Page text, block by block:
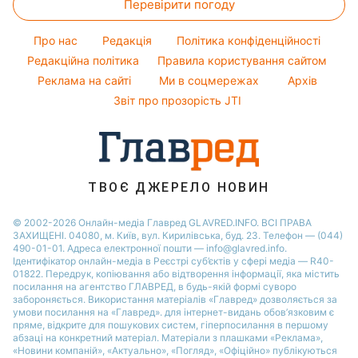
Настя Каменських
Віталій Козловський
Потап
Поради від Андре Тана
Новини Полтави
Новини Сум
Новини Тернополя
Новини Черкаси
Новини Рівного
Тести по картинці
Оптичні ілюзії
Народні прикмети
Усе про шоу-бізнес
Перевірити погоду
Про нас Редакція
Політика конфіденційності
Редакційна політика
Правила користування сайтом
Реклама на сайті
Ми в соцмережах
Архів
Звіт про прозорість JTI
ТВОЄ ДЖЕРЕЛО НОВИН
© 2002-2026 Онлайн-медіа Главред GLAVRED.INFO. ВСІ ПРАВА
ЗАХИЩЕНІ. 04080, м. Київ, вул. Кирилівська, буд. 23. Телефон — (044)
490-01-01. Адреса електронної пошти — info@glavred.info.
Ідентифікатор онлайн-медіа в Реєстрі суб’єктів у сфері медіа — R40-
01822. Передрук, копіювання або відтворення інформації, яка містить
посилання на агентство ГЛАВРЕД, в будь-якій формi суворо
забороняється. Використання матеріалів «Главред» дозволяється за
умови посилання на «Главред». для інтернет-видань обов’язковим є
пряме, відкрите для пошукових систем, гіперпосилання в першому
абзаці на конкретний матеріал. Матеріали з плашками «Реклама»,
«Новини компаній», «Актуально», «Погляд», «Офіційно» публікуються